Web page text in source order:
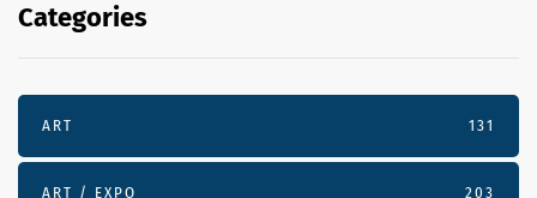
Categories
ART 131
ART / EXPO 203